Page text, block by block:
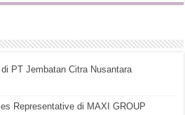
PT Jembatan Citra Nusantara
Representative di MAXI GROUP